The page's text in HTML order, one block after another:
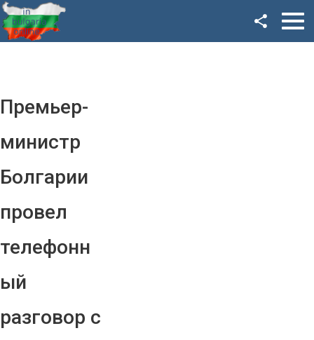
Премьер-
министр
Болгарии
провел
телефонн
ый
разговор с